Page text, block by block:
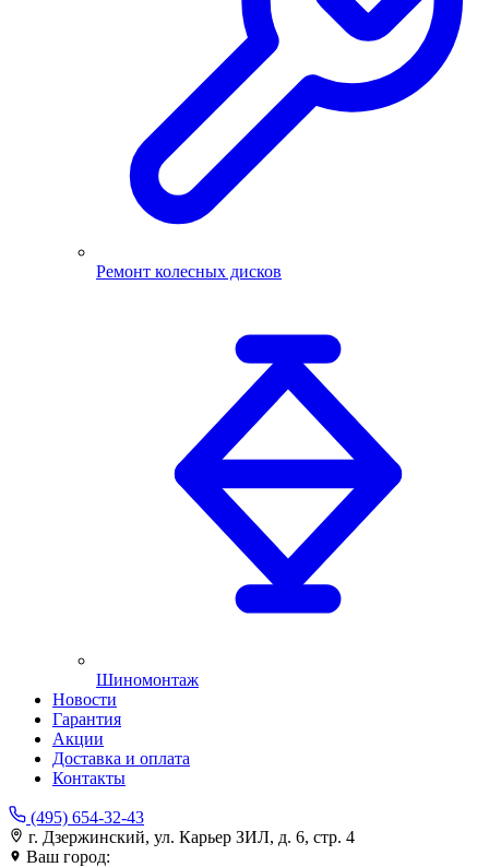
Ремонт колесных дисков
Шиномонтаж
Новости
Гарантия
Акции
Доставка и оплата
Контакты
(495) 654-32-43
г. Дзержинский, ул. Карьер ЗИЛ, д. 6, стр. 4
Ваш город: